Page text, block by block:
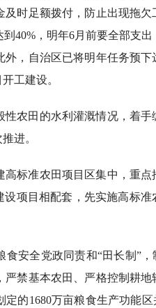
时足额拨付，防止出现拖
40%，明年6月前要全部支出
，自治区已将明年任务预
工建设。
农田的水利灌溉情况，着手
进。
标准农田项目区集中，重
项目相配套，先实施高标
安全党政同责和“田长制”，
禁基本农田、严格控制耕
的1680万亩粮食生产功能区